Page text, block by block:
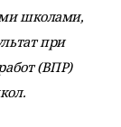
школами,
при
(ВПР)